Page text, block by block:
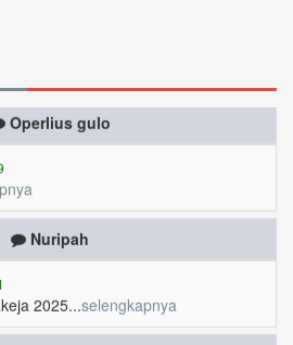
Nuripah
2025...selengkapnya
Erizal